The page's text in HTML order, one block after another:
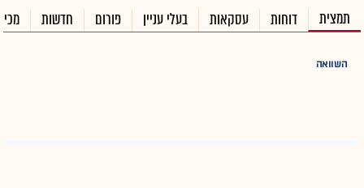
תמצית דוחות עסקאות בעלי עניין פורום חדשות
השוואה